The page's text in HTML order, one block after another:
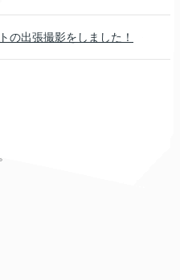
の出張撮影をしました！